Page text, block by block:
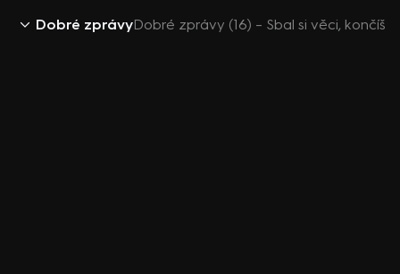
Dobré zprávyDobré zprávy (16) – Sbal si věci, končíš